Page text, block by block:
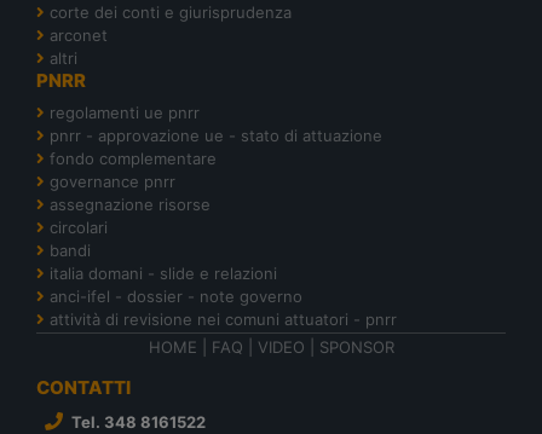
corte dei conti e giurisprudenza
arconet
altri
PNRR
regolamenti ue pnrr
pnrr - approvazione ue - stato di attuazione
fondo complementare
governance pnrr
assegnazione risorse
circolari
bandi
italia domani - slide e relazioni
anci-ifel - dossier - note governo
attività di revisione nei comuni attuatori - pnrr
HOME
FAQ VIDEO SPONSOR
CONTATTI
Tel. 348 8161522